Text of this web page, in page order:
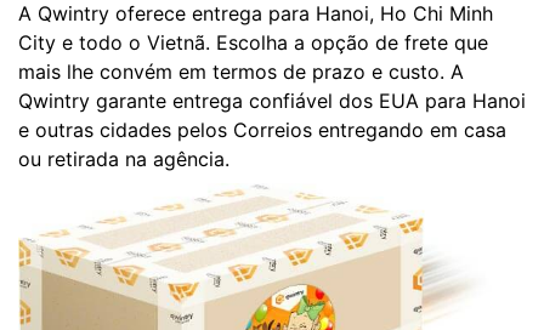
A Qwintry oferece entrega para Hanoi, Ho Chi Minh
City e todo o Vietnã. Escolha a opção de frete que
mais lhe convém em termos de prazo e custo. A
Qwintry garante entrega confiável dos EUA para Hanoi
e outras cidades pelos Correios entregando em casa
ou retirada na agência.